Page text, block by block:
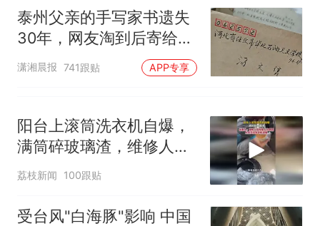
泰州父亲的手写家书遗失
30年，网友淘到后寄给女
儿：花鸟市场搬了，但爱
潇湘晨报 741跟贴 APP专享
阳台上滚筒洗衣机自爆，
满筒碎玻璃渣，维修人员
称是人为原因，从未见过
荔枝新闻 100跟贴
受台风"白海豚"影响 中国